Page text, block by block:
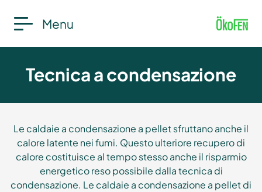
Menu
Tecnica a condensazione
Le caldaie a condensazione a pellet sfruttano anche il
calore latente nei fumi. Questo ulteriore recupero di
calore costituisce al tempo stesso anche il risparmio
energetico reso possibile dalla tecnica di
condensazione. Le caldaie a condensazione a pellet di